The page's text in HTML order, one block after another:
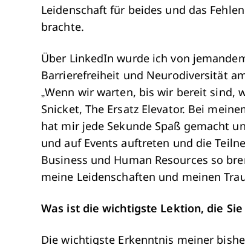
Leidenschaft für beides und das
brachte.
Über LinkedIn wurde ich von
Barrierefreiheit und Neurodiversität
„Wenn wir warten, bis wir bereit sind,
Snicket, The Ersatz Elevator. Bei
hat mir jede Sekunde Spaß gemacht
und auf Events auftreten und die
Business und Human Resources so
meine Leidenschaften und meinen
Was ist die wichtigste Lektion, die
Die wichtigste Erkenntnis meiner